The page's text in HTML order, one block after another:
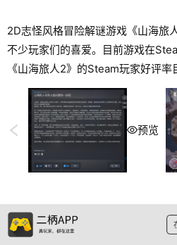
2D志怪风格冒险解谜游戏《山海旅
不少玩家们的喜爱。目前游戏在
《山海旅人2》的Steam玩家好评率
预览